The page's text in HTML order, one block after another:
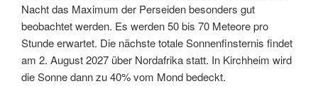
Nacht das Maximum der Perseiden besonders gut
beobachtet werden. Es werden 50 bis 70 Meteore pro
Stunde erwartet. Die nächste totale Sonnenfinsternis findet
am 2. August 2027 über Nordafrika statt. In Kirchheim wird
die Sonne dann zu 40% vom Mond bedeckt.